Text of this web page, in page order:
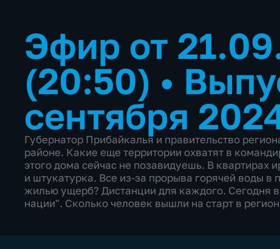
Эфир от
(20:50) •
сентября
Губернатор Прибайкалья и правительство
районе. Какие еще территории охватят в
этого дома сейчас не позавидуешь. В квартирах
и штукатурка. Все из-за прорыва горячей воды в
жилью ущерб? Дистанции для каждого. Сегодня
нации". Сколько человек вышли на старт в